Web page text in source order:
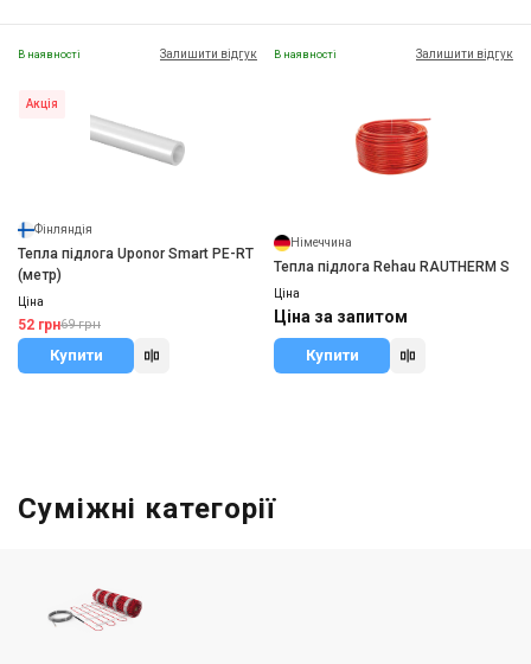
В наявності Залишити відгук
Акція
Фінляндія
Тепла підлога Uponor Smart PE-RT
(метр)
Ціна
52 грн69 грн
Купити
В наявності Залишити відгук
Німеччина
Тепла підлога Rehau RAUTHERM S
Ціна
Ціна за запитом
Купити
Суміжні категорії